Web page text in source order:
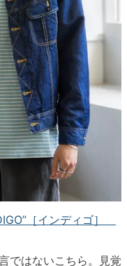
［インディゴ］
ではないこちら。見覚